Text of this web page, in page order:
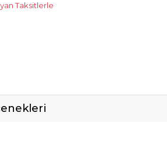
Taksitlerle